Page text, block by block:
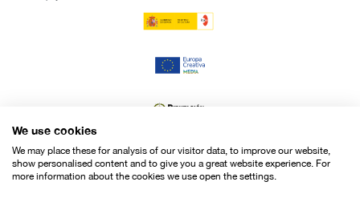
We use cookies
We may place these for analysis of our visitor data, to improve our website,
show personalised content and to give you a great website experience. For
more information about the cookies we use open the settings.